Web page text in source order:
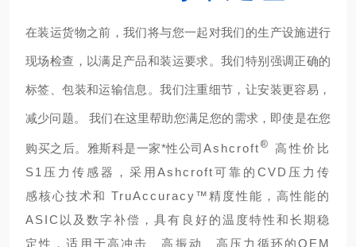
在装运货物之前，我们将与您一起对我们的生产设施进行
现场检查，以满足产品和装运要求。我们特别强调正确的
标签、包装和运输信息。我们注重细节，让安装更容易，
减少问题。 我们在这里帮助您满足您的需求， 即使是在您
购买之后。雅斯科是一家*性公司Ashcroft ® 高性价比
S1压力传感器，采用Ashcroft可靠的CVD压力传
感核心技术和 TruAccuracy™精度性能，高性能的
ASIC以及数字补偿，具有良好的温度特性和长期稳
定性，适用于高冲击、高振动、高压力循环的OEM